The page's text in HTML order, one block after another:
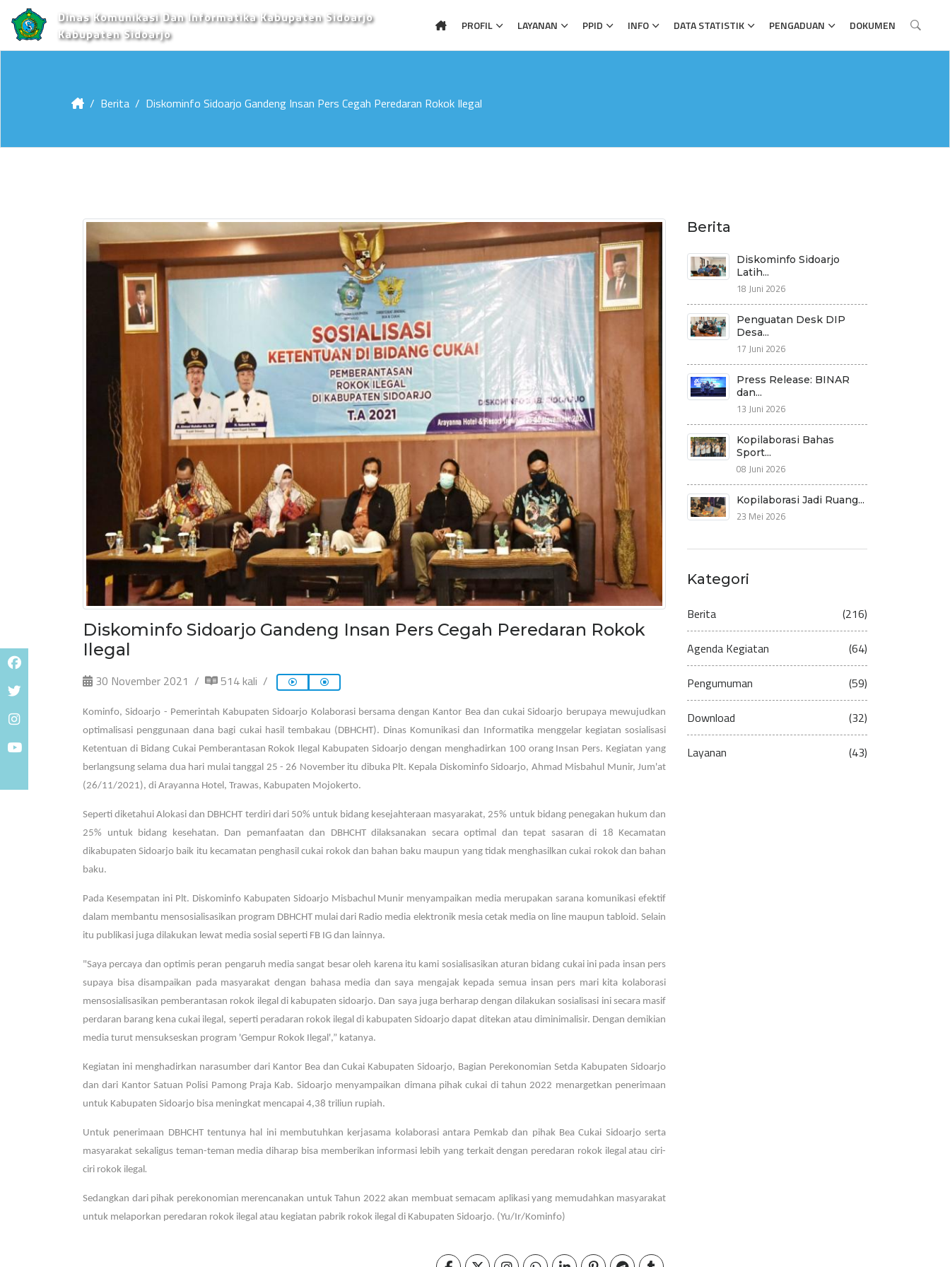
Dinas Komunikasi Dan Informatika Kabupaten Sidoarjo
Kabupaten Sidoarjo
PROFIL LAYANAN PPID INFO DATA STATISTIK PENGADUAN DOKUMEN
Berita Diskominfo Sidoarjo Gandeng Insan Pers Cegah Peredaran Rokok Ilegal
Diskominfo Sidoarjo Gandeng Insan Pers Cegah Peredaran Rokok
Ilegal
30 November 2021 514 kali
Kominfo, Sidoarjo - Pemerintah Kabupaten Sidoarjo Kolaborasi bersama dengan Kantor Bea dan cukai Sidoarjo berupaya mewujudkan
optimalisasi penggunaan dana bagi cukai hasil tembakau (DBHCHT). Dinas Komunikasi dan Informatika menggelar kegiatan sosialisasi
Ketentuan di Bidang Cukai Pemberantasan Rokok Ilegal Kabupaten Sidoarjo dengan menghadirkan 100 orang Insan Pers. Kegiatan yang
berlangsung selama dua hari mulai tanggal 25 - 26 November itu dibuka Plt. Kepala Diskominfo Sidoarjo, Ahmad Misbahul Munir, Jum'at
(26/11/2021), di Arayanna Hotel, Trawas, Kabupaten Mojokerto.
Seperti diketahui Alokasi dan DBHCHT terdiri dari 50% untuk bidang kesejahteraan masyarakat, 25% untuk bidang penegakan hukum dan
25% untuk bidang kesehatan. Dan pemanfaatan dan DBHCHT dilaksanakan secara optimal dan tepat sasaran di 18 Kecamatan
dikabupaten Sidoarjo baik itu kecamatan penghasil cukai rokok dan bahan baku maupun yang tidak menghasilkan cukai rokok dan bahan
baku.
Pada Kesempatan ini Plt. Diskominfo Kabupaten Sidoarjo Misbachul Munir menyampaikan media merupakan sarana komunikasi efektif
dalam membantu mensosialisasikan program DBHCHT mulai dari Radio media elektronik mesia cetak media on line maupun tabloid. Selain
itu publikasi juga dilakukan lewat media sosial seperti FB IG dan lainnya.
"Saya percaya dan optimis peran pengaruh media sangat besar oleh karena itu kami sosialisasikan aturan bidang cukai ini pada insan pers
supaya bisa disampaikan pada masyarakat dengan bahasa media dan saya mengajak kepada semua insan pers mari kita kolaborasi
mensosialisasikan pemberantasan rokok ilegal di kabupaten sidoarjo. Dan saya juga berharap dengan dilakukan sosialisasi ini secara masif
perdaran barang kena cukai ilegal, seperti peradaran rokok ilegal di kabupaten Sidoarjo dapat ditekan atau diminimalisir. Dengan demikian
media turut mensukseskan program 'Gempur Rokok Ilegal',” katanya.
Kegiatan ini menghadirkan narasumber dari Kantor Bea dan Cukai Kabupaten Sidoarjo, Bagian Perekonomian Setda Kabupaten Sidoarjo
dan dari Kantor Satuan Polisi Pamong Praja Kab. Sidoarjo menyampaikan dimana pihak cukai di tahun 2022 menargetkan penerimaan
untuk Kabupaten Sidoarjo bisa meningkat mencapai 4,38 triliun rupiah.
Untuk penerimaan DBHCHT tentunya hal ini membutuhkan kerjasama kolaborasi antara Pemkab dan pihak Bea Cukai Sidoarjo serta
masyarakat sekaligus teman-teman media diharap bisa memberikan informasi lebih yang terkait dengan peredaran rokok ilegal atau ciri-
ciri rokok ilegal .
Sedangkan dari pihak perekonomian merencanakan untuk Tahun 2022 akan membuat semacam aplikasi yang memudahkan masyarakat
untuk melaporkan peredaran rokok ilegal atau kegiatan pabrik rokok ilegal di Kabupaten Sidoarjo. (Yu/Ir/Kominfo)
Berita
Diskominfo Sidoarjo
Latih...
18 Juni 2026
Penguatan Desk DIP
Desa...
17 Juni 2026
Press Release: BINAR
dan...
13 Juni 2026
Kopilaborasi Bahas
Sport...
08 Juni 2026
Kopilaborasi Jadi Ruang...
23 Mei 2026
Kategori
Berita (216)
Agenda Kegiatan (64)
Pengumuman (59)
Download (32)
Layanan (43)